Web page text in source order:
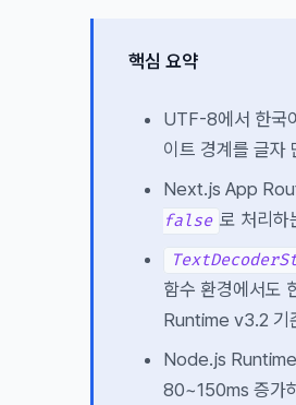
핵심 요약
UTF-8에서 한국
이트 경계를 글자
Next.js App
false 로 처리
함수 환경에서도
Runtime v3.2 기
Node.js Runtime
80~150ms 증가